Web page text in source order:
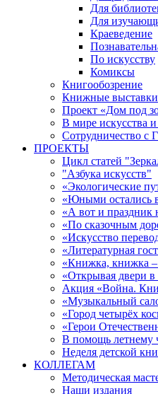
Для
Для
Краеведение
По искусству
Комиксы
Книгообозрение
Книжные выставки
Проект «Дом под
В мире искусства и
Сотрудничество с
ПРОЕКТЫ
Цикл статей
"Азбука искусств"
«Экологические
«Юными остались
«А вот и праздник
«По сказочным
«Искусство
«Литературная
«Книжка, книжка –
«Открывая двери в
Акция «Война.
«Музыкальный
«Город четырёх
«Герои
В помощь летнему
Неделя детской
КОЛЛЕГАМ
Методическая
Наши издания